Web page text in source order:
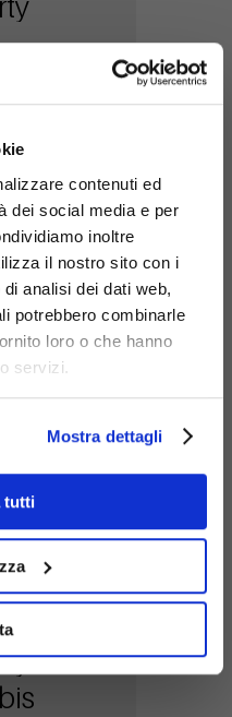
contenuti ed
dei social media e per
inoltre
il nostro sito con i
analisi dei dati web,
potrebbero combinarle
loro o che hanno
servizi.
Mostra dettagli
tutti
maxi